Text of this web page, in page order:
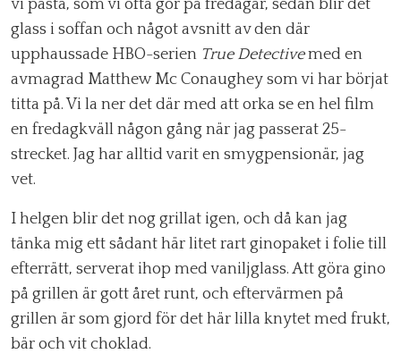
efter:
vi pasta, som vi ofta gör på fredagar, sedan blir det
glass i soffan och något avsnitt av den där
upphaussade HBO-serien True Detectivemed en
avmagrad Matthew Mc Conaughey som vi har börjat
titta på. Vi la ner det där med att orka se en hel film
en fredagkväll någon gång när jag passerat 25-
strecket. Jag har alltid varit en smygpensionär, jag
vet.
I helgen blir det nog grillat igen, och då kan jag
tänka mig ett sådant här litet rart ginopaket i folie till
efterrätt, serverat ihop med vaniljglass. Att göra gino
på grillen är gott året runt, och eftervärmen på
grillen är som gjord för det här lilla knytet med frukt,
bär och vit choklad.